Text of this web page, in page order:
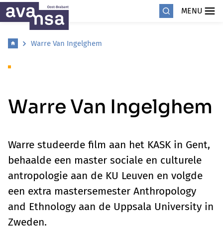
MENU
Warre Van Ingelghem
Warre Van Ingelghem
Warre studeerde film aan het KASK in Gent,
behaalde een master sociale en culturele
antropologie aan de KU Leuven en volgde
een extra mastersemester Anthropology
and Ethnology aan de Uppsala University in
Zweden.